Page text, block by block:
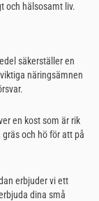
och hälsosamt liv.
säkerställer en
näringsämnen
en kost som är rik
och hö för att på
erbjuder vi ett
dina små